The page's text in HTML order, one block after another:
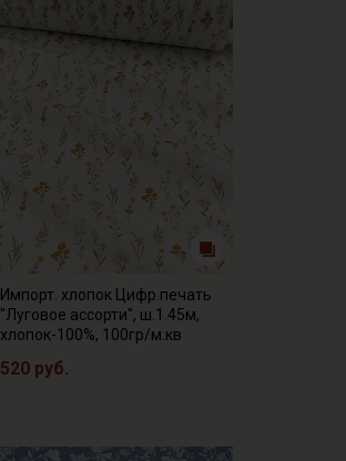
Импорт. хлопок Цифр.печать
"Луговое ассорти", ш.1.45м,
хлопок-100%, 100гр/м.кв
520 руб.